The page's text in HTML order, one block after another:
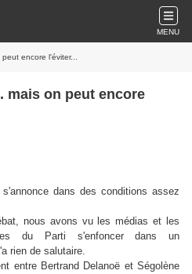
MENU
encore l'éviter...
mais on peut encore
dans des conditions assez
nous avons vu les médias et les
du Parti s'enfoncer dans un
rien de salutaire.
entre Bertrand Delanoë et Ségolène